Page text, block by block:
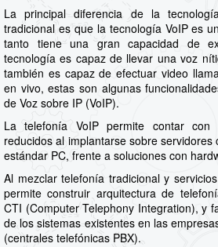
La principal diferencia de la
tradicional es que la tecnología VoIP es
tanto tiene una gran capacidad de
tecnología es capaz de llevar una voz
también es capaz de efectuar video
en vivo, estas son algunas
de Voz sobre IP (VoIP).
La telefonía VoIP permite contar
reducidos al implantarse sobre
estándar PC, frente a soluciones con
Al mezclar telefonía tradicional y
permite construir arquitectura de
CTI (Computer Telephony Integration), y
de los sistemas existentes en las
(centrales telefónicas PBX).